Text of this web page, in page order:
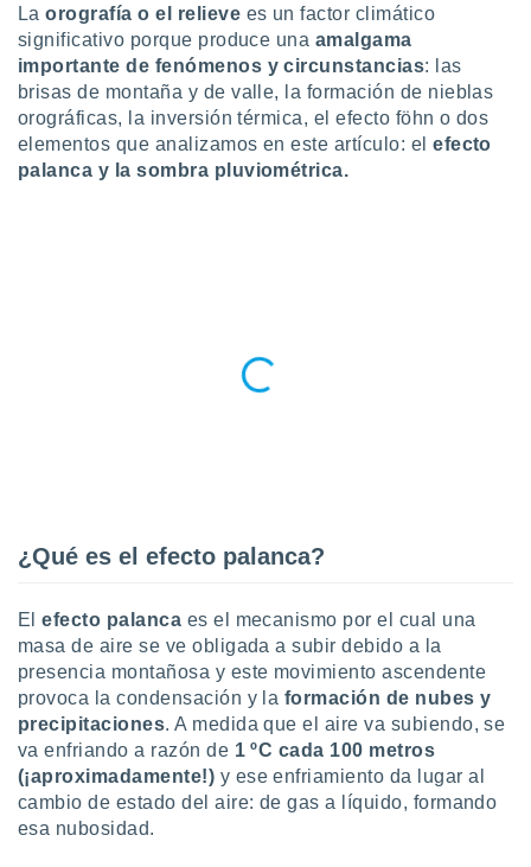
en
más
nuestra
y
sitio
que
sean
el sitio
para
ni para
Laorografía o el relieve es un factor climático
significativo porque produce una amalgama
importante de fenómenos y circunstancias: las
brisas de montaña y de valle, la formación de nieblas
orográficas, la inversión térmica, el efecto föhn o dos
elementos que analizamos en este artículo: elefecto
palanca y la sombra pluviométrica.
¿Qué es el efecto palanca?
Elefecto palanca es el mecanismo por el cual una
masa de aire se ve obligada a subir debido a la
presencia montañosa y este movimiento ascendente
provoca la condensación y la formación de nubes y
precipitaciones. A medida que el aire va subiendo, se
va enfriando a razón de 1 ºC cada 100 metros
(¡aproximadamente!) y ese enfriamiento da lugar al
cambio de estado del aire: de gas a líquido, formando
esa nubosidad.